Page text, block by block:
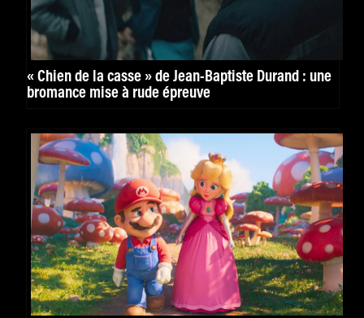
« Chien de la casse » de Jean-Baptiste Durand : une
bromance mise à rude épreuve